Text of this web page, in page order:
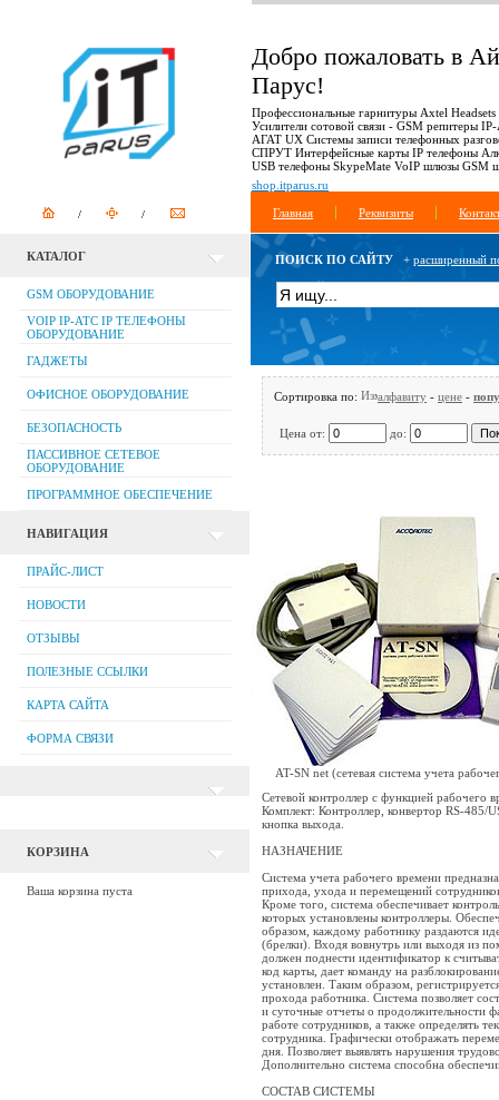
Добро пожаловать в
Парус!
Профессиональные гарнитуры Axtel Headsets
Усилители сотовой связи - GSM репитеры
АГАТ UX Системы записи телефонных
СПРУТ Интерфейсные карты IP телефоны
USB телефоны SkypeMate VoIP шлюзы GSM
shop.itparus.ru
Главная Реквизиты
КАТАЛОГ
GSM ОБОРУДОВАНИЕ
VOIP IP-АТС IP ТЕЛЕФОНЫ
ОБОРУДОВАНИЕ
ГАДЖЕТЫ
ОФИСНОЕ ОБОРУДОВАНИЕ
БЕЗОПАСНОСТЬ
ПАССИВНОЕ СЕТЕВОЕ
ОБОРУДОВАНИЕ
ПРОГРАММНОЕ ОБЕСПЕЧЕНИЕ
НАВИГАЦИЯ
ПРАЙС-ЛИСТ
НОВОСТИ
ОТЗЫВЫ
ПОЛЕЗНЫЕ ССЫЛКИ
КАРТА САЙТА
ФОРМА СВЯЗИ
КОРЗИНА
Ваша корзина пуста
ПОИСК ПО САЙТУ + расширенный
Сортировка по: алфавиту - цене -
Цена от: до:
AT-SN net (сетевая система учета
Cетевой контроллер с функцией рабочего
Комплект: Контроллер, конвертор RS-485/
кнопка выхода.
НАЗНАЧЕНИЕ
Система учета рабочего времени
прихода, ухода и перемещений
Кроме того, система обеспечивает
которых установлены контроллеры.
образом, каждому работнику раздаются
(брелки). Входя вовнутрь или выходя из
должен поднести идентификатор к
код карты, дает команду на
установлен. Таким образом,
прохода работника. Система позволяет
и суточные отчеты о продолжительности
работе сотрудников, а также определять
сотрудника. Графически отображать
дня. Позволяет выявлять нарушения
Дополнительно система способна
СОСТАВ СИСТЕМЫ